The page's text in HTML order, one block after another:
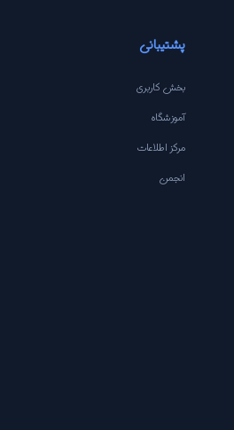
پشتیبانی
بخش کاربری
آموزشگاه
مرکز اطلاعات
انجمن